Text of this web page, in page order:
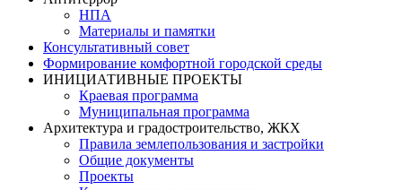
НПА
Материалы и памятки
Консультативный совет
Формирование комфортной городской среды
ИНИЦИАТИВНЫЕ ПРОЕКТЫ
Краевая программа
Муниципальная программа
Архитектура и градостроительство, ЖКХ
Правила землепользования и застройки
Общие документы
Проекты